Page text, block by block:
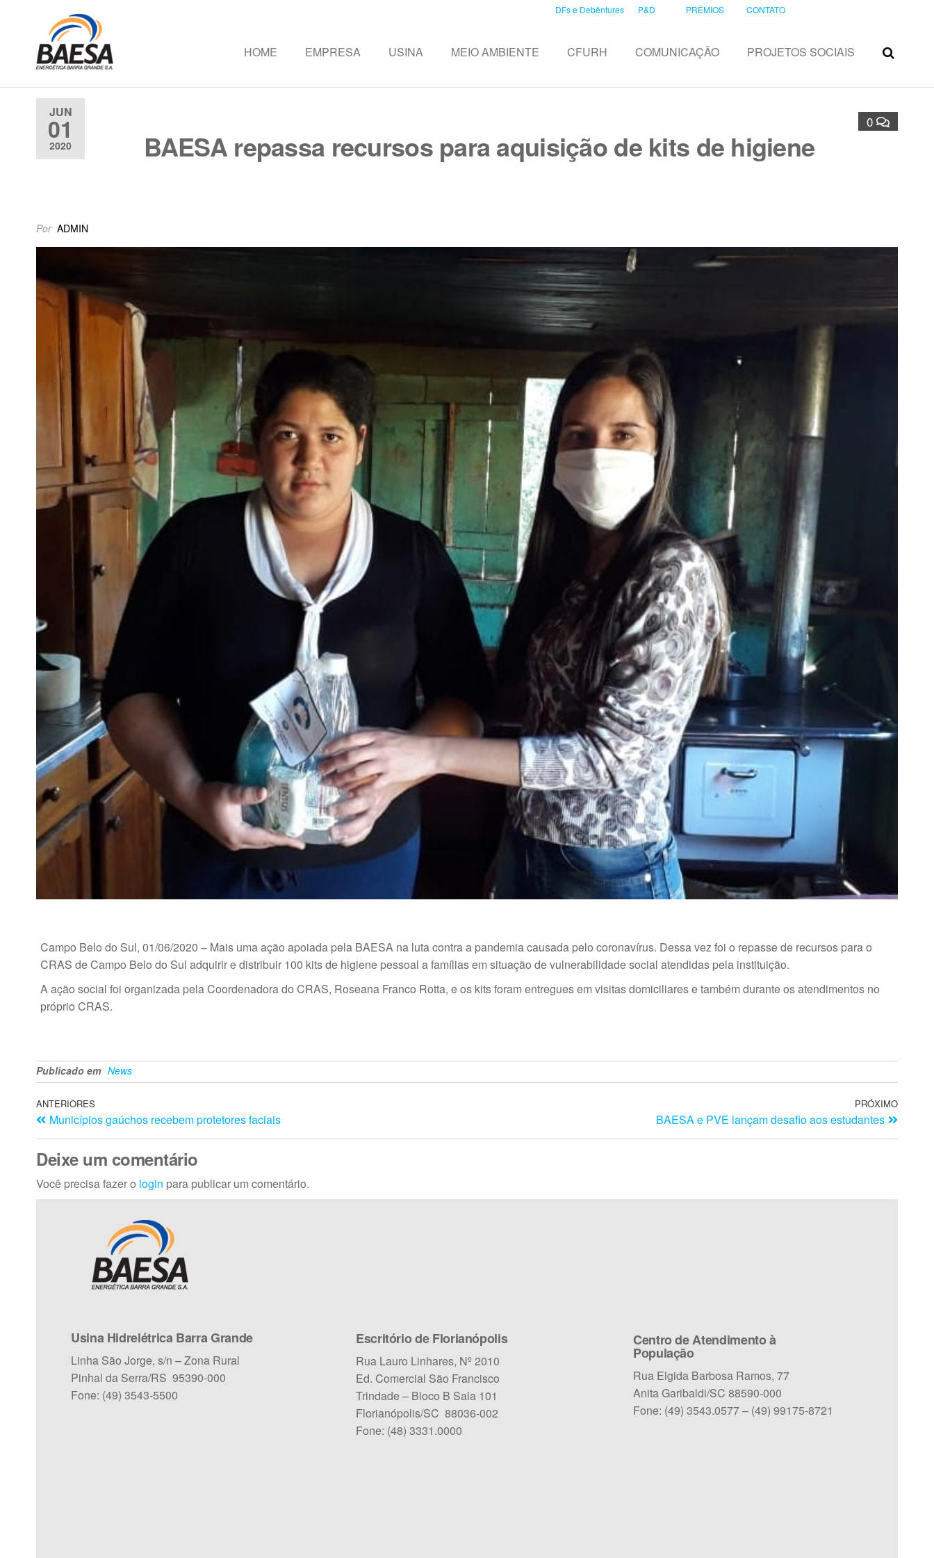
DFs e Debêntures P&D PRÊMIOS CONTATO
HOME EMPRESA USINA MEIO AMBIENTE CFURH COMUNICAÇÃO PROJETOS SOCIAIS
JUN
01
2020
0
BAESA repassa recursos para aquisição de kits de higiene
Por ADMIN
Campo Belo do Sul, 01/06/2020 – Mais uma ação apoiada pela BAESA na luta contra a pandemia causada pelo coronavírus. Dessa vez foi o repasse de recursos para o
CRAS de Campo Belo do Sul adquirir e distribuir 100 kits de higiene pessoal a famílias em situação de vulnerabilidade social atendidas pela instituição.
A ação social foi organizada pela Coordenadora do CRAS, Roseana Franco Rotta, e os kits foram entregues em visitas domiciliares e também durante os atendimentos no
próprio CRAS.
Publicado em News
ANTERIORES
Municípios gaúchos recebem protetores faciais
PRÓXIMO
BAESA e PVE lançam desafio aos estudantes
Deixe um comentário
Você precisa fazer o login para publicar um comentário.
Usina Hidrelétrica Barra Grande
Linha São Jorge, s/n – Zona Rural
Pinhal da Serra/RS 95390-000
Fone: (49) 3543-5500
Escritório de Florianópolis
Rua Lauro Linhares, Nº 2010
Ed. Comercial São Francisco
Trindade – Bloco B Sala 101
Florianópolis/SC 88036-002
Fone: (48) 3331.0000
Centro de Atendimento à
População
Rua Elgida Barbosa Ramos, 77
Anita Garibaldi/SC 88590-000
Fone: (49) 3543.0577 – (49) 99175-8721